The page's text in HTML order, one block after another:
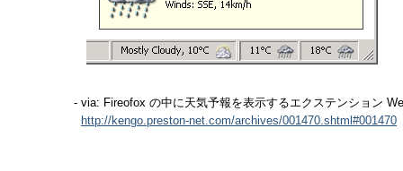
- via: Fireofox の中に天気予報を表示するエクステンション
http://kengo.preston-net.com/archives/001470.shtml#001470